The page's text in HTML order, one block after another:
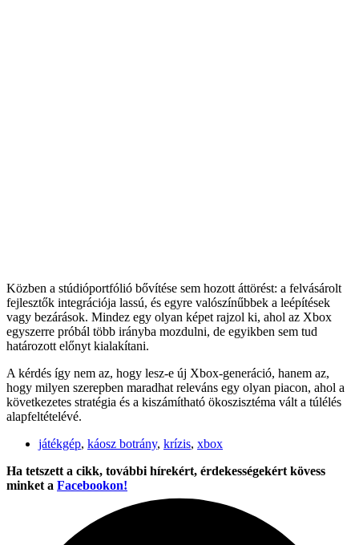
Közben a stúdióportfólió bővítése sem hozott áttörést: a felvásárolt
fejlesztők integrációja lassú, és egyre valószínűbbek a leépítések
vagy bezárások. Mindez egy olyan képet rajzol ki, ahol az Xbox
egyszerre próbál több irányba mozdulni, de egyikben sem tud
határozott előnyt kialakítani.
A kérdés így nem az, hogy lesz-e új Xbox-generáció, hanem az,
hogy milyen szerepben maradhat releváns egy olyan piacon, ahol a
következetes stratégia és a kiszámítható ökoszisztéma vált a túlélés
alapfeltételévé.
játékgép, káosz botrány, krízis, xbox
Ha tetszett a cikk, további hírekért, érdekességekért kövess
minket a Facebookon!